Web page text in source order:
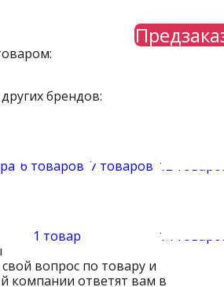
брендов:
6 товаров 7 товаров 12
1 товар
14
вопрос по товару и
компании ответят вам в